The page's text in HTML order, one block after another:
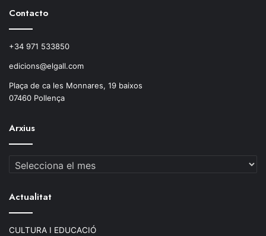
Contacto
+34 971 533850
edicions@elgall.com
Plaça de ca les Monnares, 19 baixos
07460 Pollença
Arxius
Arxius
Actualitat
CULTURA I EDUCACIÓ